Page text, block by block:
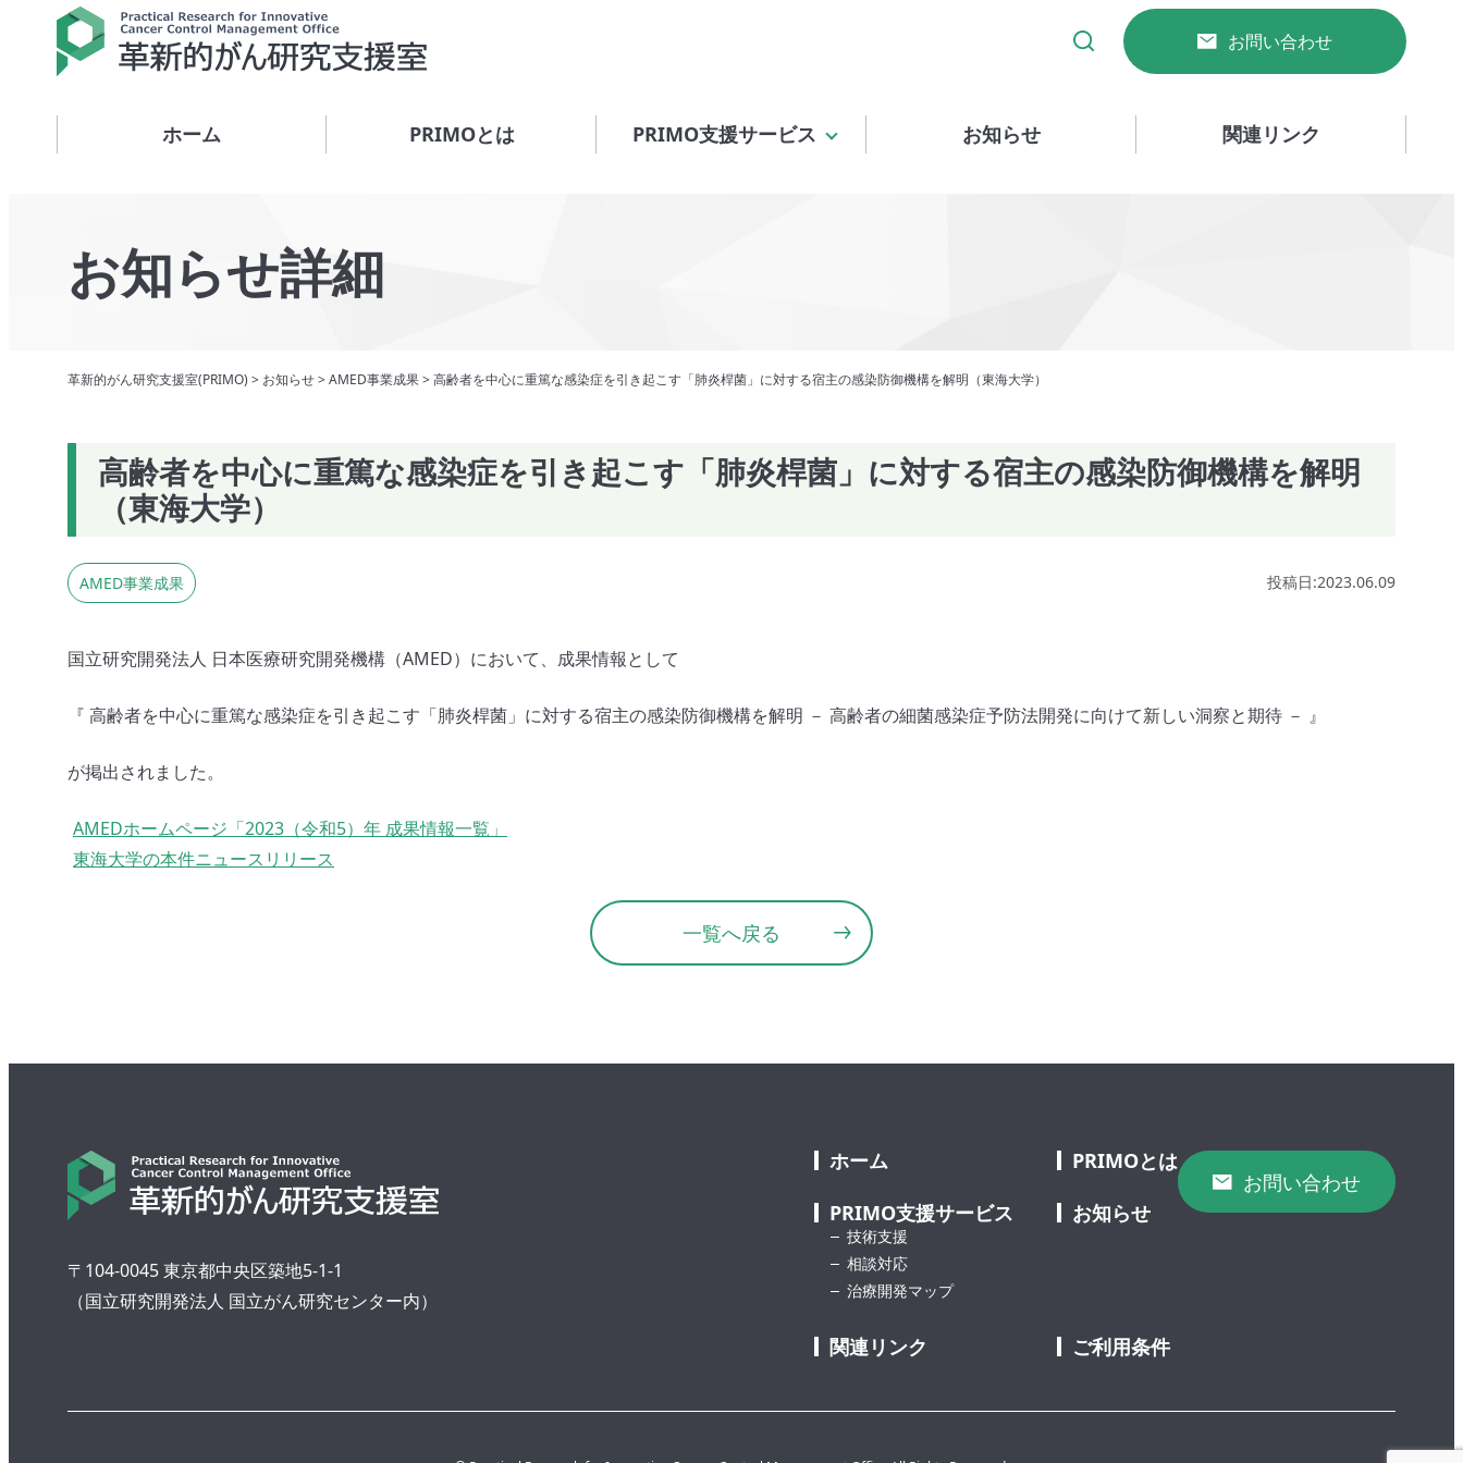
お問い合わせ
ホーム PRIMOとは PRIMO支援サービス お知らせ 関連リンク
お知らせ詳細
革新的がん研究支援室(PRIMO) > お知らせ>AMED事業成果>高齢者を中心に重篤な感染症を引き起こす「肺炎桿菌」に対する宿主の感染防御機構を解明（東海大学）
高齢者を中心に重篤な感染症を引き起こす「肺炎桿菌」に対する宿主の感染防御機構を解明
（東海大学）
AMED事業成果 投稿日:2023.06.09
国立研究開発法人 日本医療研究開発機構（AMED）において、成果情報として
『 高齢者を中心に重篤な感染症を引き起こす「肺炎桿菌」に対する宿主の感染防御機構を解明 － 高齢者の細菌感染症予防法開発に向けて新しい洞察と期待 － 』
が掲出されました。
AMEDホームページ「2023（令和5）年 成果情報一覧」
東海大学の本件ニュースリリース
一覧へ戻る
〒104-0045 東京都中央区築地5-1-1
（国立研究開発法人 国立がん研究センター内）
ホーム
PRIMOとは
PRIMO支援サービス
技術支援
相談対応
治療開発マップ
お知らせ
関連リンク ご利用条件
お問い合わせ